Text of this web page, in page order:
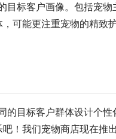
标客户画像。包括宠物
可能更注重宠物的精致
的目标客户群体设计个
！我们宠物商店现在推